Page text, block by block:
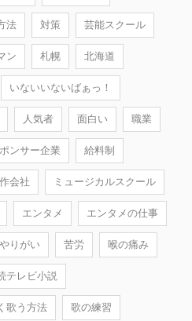
法 対策 芸能スクール
ン 札幌 北海道
いないいないばぁっ！
人気者 面白い 職業
ンサー企業 給料制
会社 ミュージカルスクール
エンタメ エンタメの仕事
やりがい 苦労 喉の痛み
テレビ小説
歌う方法 歌の練習